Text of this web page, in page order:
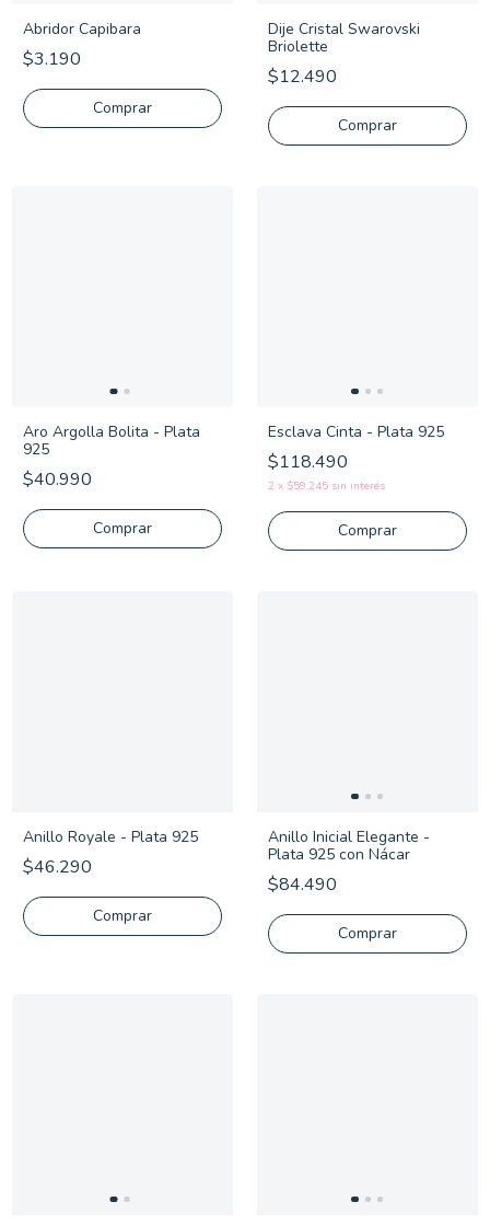
Abridor Capibara
$3.190
Dije Cristal Swarovski
Briolette
$12.490
Aro Argolla Bolita - Plata
925
$40.990
Esclava Cinta - Plata 925
$118.490
2 x $59.245 sin interés
Comprar
Anillo Royale - Plata 925
$46.290
Comprar
Anillo Inicial Elegante -
Plata 925 con Nácar
$84.490
Comprar